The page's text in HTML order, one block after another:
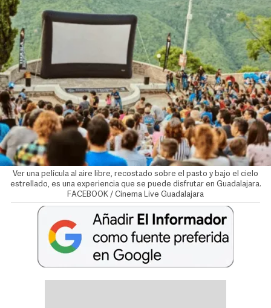
Ver una película al aire libre, recostado sobre el pasto y bajo el cielo
estrellado, es una experiencia que se puede disfrutar en Guadalajara.
FACEBOOK / Cinema Live Guadalajara